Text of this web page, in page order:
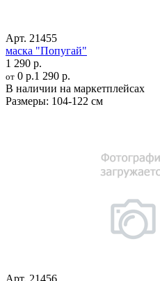
Арт. 21455
маска "Попугай"
1 290 р.
от 0 р.1 290 р.
В наличии на маркетплейсах
Размеры: 104-122 см